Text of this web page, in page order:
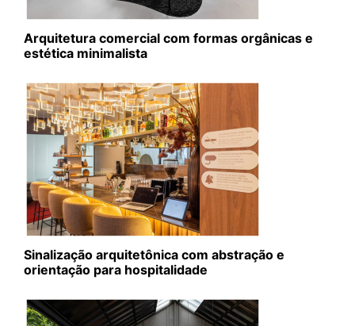
Arquitetura comercial com formas orgânicas e
estética minimalista
Sinalização arquitetônica com abstração e
orientação para hospitalidade